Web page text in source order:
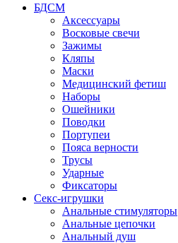
БДСМ
Аксессуары
Восковые свечи
Зажимы
Кляпы
Маски
Медицинский фетиш
Наборы
Ошейники
Поводки
Портупеи
Пояса верности
Трусы
Ударные
Фиксаторы
Секс-игрушки
Анальные стимуляторы
Анальные цепочки
Анальный душ